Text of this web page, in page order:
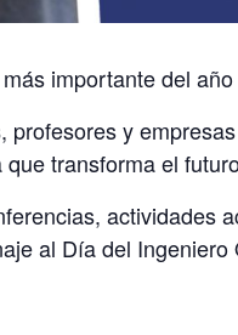
importante del
y
transforma el
actividades
al Día del Ingeniero